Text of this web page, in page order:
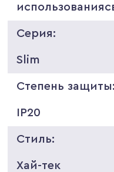
Серия:
Slim
Степень защиты:
IP20
Стиль:
Хай-тек